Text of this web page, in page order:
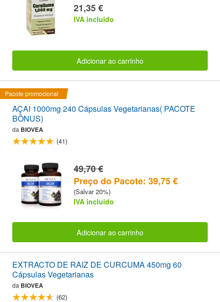
21,35 €
IVA incluido
Adicionar ao carrinho
Pacote promocional
AÇAI 1000mg 240 Cápsulas Vegetarianas( PACOTE
BÔNUS)
da BIOVEA
(41)
49,70 €
Preço do Pacote: 39,75 €
(Salvar 20%)
IVA incluido
Adicionar ao carrinho
EXTRACTO DE RAIZ DE CURCUMA 450mg 60
Cápsulas Vegetarianas
da BIOVEA
(62)